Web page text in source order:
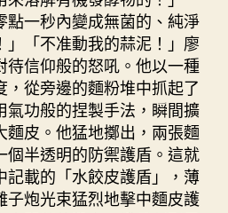
點一秒內變成無菌的、純淨
」「不准動我的蒜泥！」廖
待信仰般的怒吼。他以一種
從旁邊的麵粉堆中抓起了
氣功般的捏製手法，瞬間擴
麵皮。他猛地擲出，兩張麵
個半透明的防禦護盾。這就
記載的「水餃皮護盾」，薄
子炮光束猛烈地擊中麵皮護